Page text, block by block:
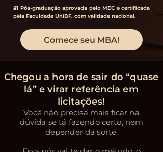
🔐 Pós-graduação aprovada pelo MEC e certificada
pela Faculdade UniBF, com validade nacional.
Comece seu MBA!
Chegou a hora de sair do “quase
lá” e virar referência em
licitações!
Você não precisa mais ficar na
dúvida se tá fazendo certo, nem
depender da sorte.